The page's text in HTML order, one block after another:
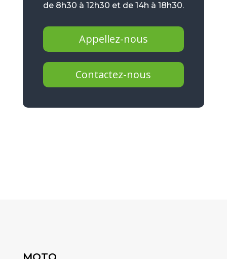
de 8h30 à 12h30 et de 14h à 18h30.
Appellez-nous
Contactez-nous